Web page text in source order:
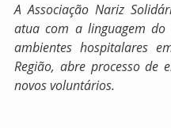
A Associação Nariz
atua com a linguagem do
ambientes hospitalares
Região, abre processo de
novos voluntários.